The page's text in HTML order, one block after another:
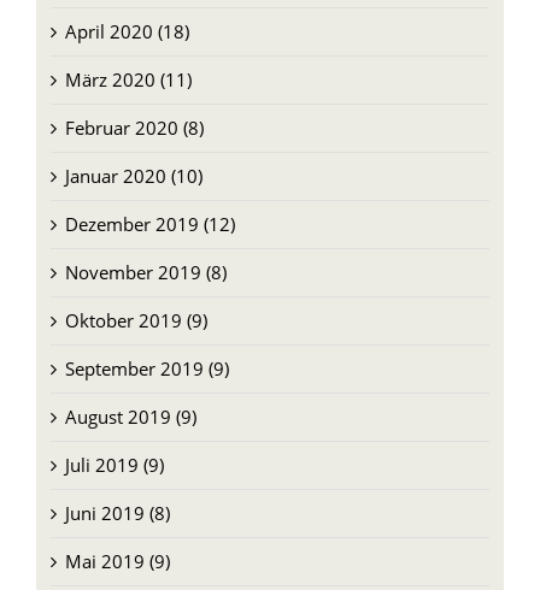
April 2020 (18)
März 2020 (11)
Februar 2020 (8)
Januar 2020 (10)
Dezember 2019 (12)
November 2019 (8)
Oktober 2019 (9)
September 2019 (9)
August 2019 (9)
Juli 2019 (9)
Juni 2019 (8)
Mai 2019 (9)